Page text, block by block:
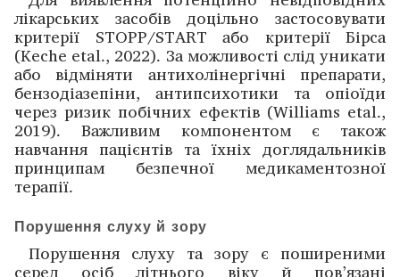
лікарських засобів доцільно застосовувати
критерії STOPP/START або критерії Бірса
(Keche etal., 2022). За можливості слід уникати
або відміняти антихолінергічні препарати,
бензодіазепіни, антипсихотики та опіоїди
через ризик побічних ефектів (Williams etal.,
2019). Важливим компонентом є також
навчання пацієнтів та їхніх доглядальників
принципам безпечної медикаментозної
терапії.
Порушення слуху й зору
Порушення слуху та зору є поширеними
серед осіб літнього віку й пов’язані